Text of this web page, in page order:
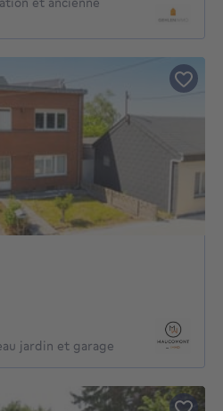
jardin et garage